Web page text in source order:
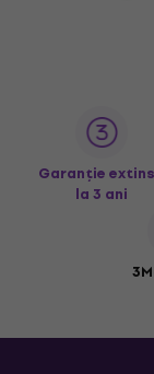
Garanție
la 3 ani